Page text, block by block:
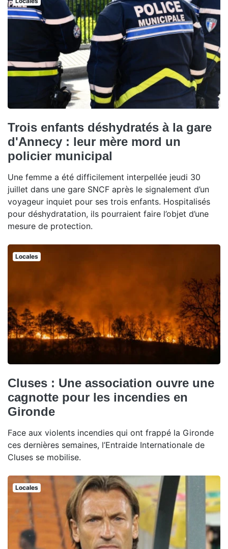
Trois enfants déshydratés à la gare
d'Annecy : leur mère mord un
policier municipal
Une femme a été difficilement interpellée jeudi 30
juillet dans une gare SNCF après le signalement d’un
voyageur inquiet pour ses trois enfants. Hospitalisés
pour déshydratation, ils pourraient faire l’objet d’une
mesure de protection.
Locales
Cluses : Une association ouvre une
cagnotte pour les incendies en
Gironde
Face aux violents incendies qui ont frappé la Gironde
ces dernières semaines, l’Entraide Internationale de
Cluses se mobilise.
Locales